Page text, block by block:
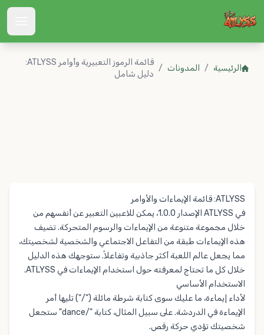
Atlyss
الرئيسية / المدونات /
قائمة الرموز التعبيرية وأوامر ATLYSS:
دليل شامل
ATLYSS: قائمة الإيماءات والأوامر
في ATLYSS الإصدار 1.0.0، يمكن للاعبين التعبير عن أنفسهم من
خلال مجموعة متنوعة من الإيماءات والرسوم المتحركة. تضيف
هذه الإيماءات طبقة من التفاعل الاجتماعي والشخصية لشخصيتك،
مما يجعل عالم اللعبة أكثر جاذبية وتفاعلاً. ستوجهك هذه الدليل
خلال كل ما تحتاج لمعرفته حول استخدام الإيماءات في ATLYSS.
الاستخدام الأساسي
لأداء إيماءة، ما عليك سوى كتابة شرطة مائلة ("/") تليها أمر
الإيماءة في الدردشة. على سبيل المثال، كتابة "/dance" ستجعل
شخصيتك تؤدي حركة رقص.